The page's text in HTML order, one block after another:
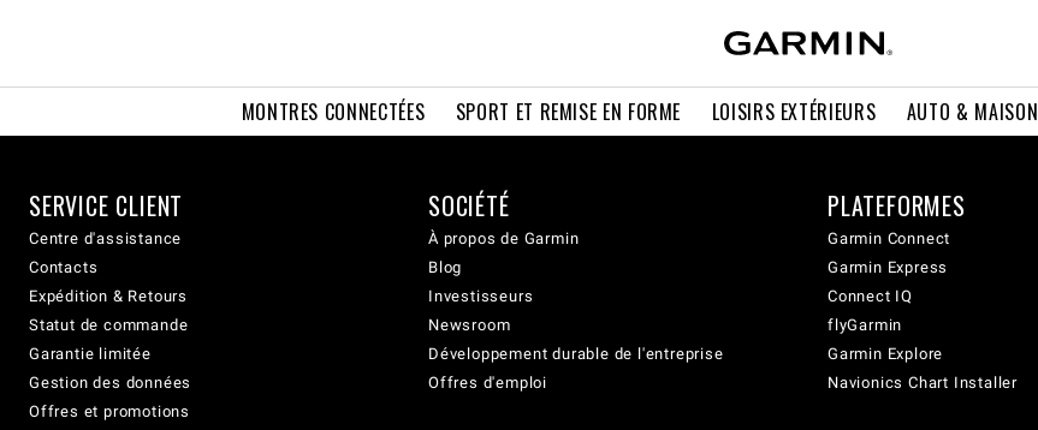
MONTRES CONNECTÉES SPORT ET REMISE EN FORME LOISIRS EXTÉRIEURS AUTO & MAISON
SERVICE CLIENT
Centre d'assistance
Contacts
Expédition & Retours
Statut de commande
Garantie limitée
Gestion des données
Offres et promotions
SOCIÉTÉ
À propos de Garmin
Blog
Investisseurs
Newsroom
Développement durable de l'entreprise
Offres d'emploi
PLATEFORMES
Garmin Connect
Garmin Express
Connect IQ
flyGarmin
Garmin Explore
Navionics Chart Installer